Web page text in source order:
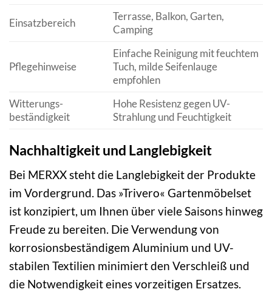
Einsatzbereich
Terrasse, Balkon, Garten,
Camping
Pflegehinweise
Einfache Reinigung mit feuchtem
Tuch, milde Seifenlauge
empfohlen
Witterungs­
beständigkeit
Hohe Resistenz gegen UV-
Strahlung und Feuchtigkeit
Nachhaltigkeit und Langlebigkeit
Bei MERXX steht die Langlebigkeit der Produkte
im Vordergrund. Das »Trivero« Gartenmöbelset
ist konzipiert, um Ihnen über viele Saisons hinweg
Freude zu bereiten. Die Verwendung von
korrosions­beständigem Aluminium und UV-
stabilen Textilien minimiert den Verschleiß und
die Notwendigkeit eines vorzeitigen Ersatzes.